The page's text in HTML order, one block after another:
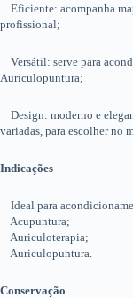
Eficiente: acompanha
profissional;
Versátil: serve para
Auriculopuntura;
Design: moderno e
variadas, para escolher no
Indicações
Ideal para
Acupuntura;
Auriculoterapia;
Auriculopuntura.
Conservação